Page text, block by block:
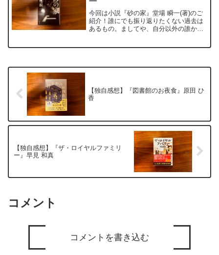
今回は小説『砂の家』堂場 瞬一(著)のご
紹介！誰にでも振り返りたくない過去は
あるもの。ましてや、自分以外の誰かに
【独自感想】『図書館のお夜食』原田 ひ
香
【独自感想】『ザ・ロイヤルファミリ
ー』早見 和真
コメント
コメントを書き込む